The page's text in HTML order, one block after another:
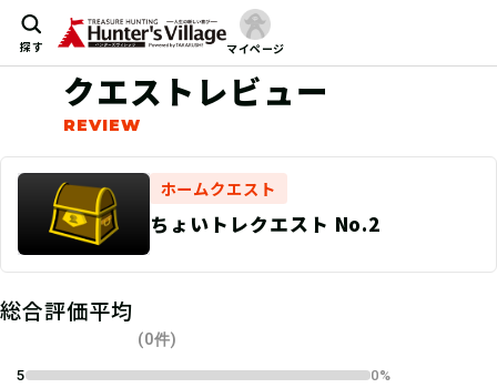
探す マイページ
クエストレビュー
ホームクエスト
ちょいトレクエスト No.2
総合評価平均
(0件)
5
0%